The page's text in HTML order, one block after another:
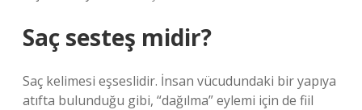
Saç sesteş midir?
Saç kelimesi eşseslidir. İnsan vücudundaki bir yapıya
atıfta bulunduğu gibi, “dağılma” eylemi için de fiil